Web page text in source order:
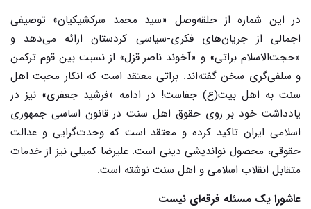
در این شماره از حلقه‌وصل «سید محمد سرکشیکیان» توصیفی
اجمالی از جریان‌های فکری-سیاسی کردستان ارائه می‌دهد و
«حجت‌الاسلام براتی» و «آخوند ناصر قزل» از نسبت بین قوم ترکمن
و سلفی‌گری سخن گفتهاند. براتی معتقد است که انکار محبت اهل
سنت به اهل بیت(ع) جفاست! در ادامه «فرشید جعفری» نیز در
یادداشت خود بر روی حقوق اهل سنت در قانون اساسی جمهوری
اسلامی ایران تاکید کرده و معتقد است که وحدت‌گرایی و عدالت
حقوقی، محصول نواندیشی دینی است. علیرضا کمیلی نیز از خدمات
متقابل انقلاب اسلامی و اهل سنت نوشته است.
عاشورا یک مسئله فرقه‌ای نیست